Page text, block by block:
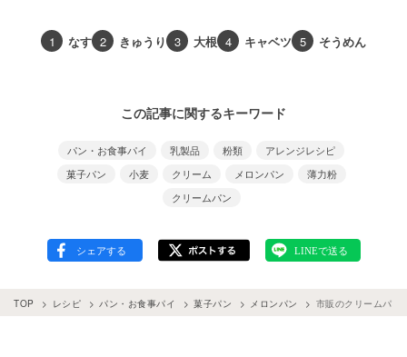
1 なす 2 きゅうり 3 大根 4 キャベツ 5 そうめん
この記事に関するキーワード
パン・お食事パイ 乳製品 粉類
アレンジレシピ
菓子パン
小麦 クリーム メロンパン
薄力粉
クリームパン
TOP レシピ パン・お食事パイ 菓子パン メロンパン 市販のクリームパン